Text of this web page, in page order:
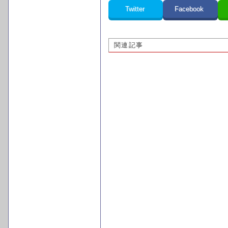
Twitter Facebook
関連記事